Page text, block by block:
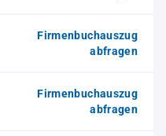
Firmenbuchauszug
abfragen
Firmenbuchauszug
abfragen